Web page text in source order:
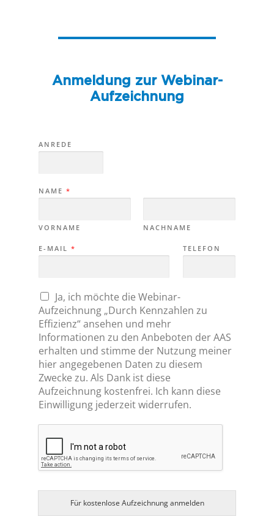
Anmeldung zur Webinar-
Aufzeichnung
ANREDE
NAME*
VORNAME NACHNAME
E-MAIL* TELEFON
C
H
E
C
K
B
X
E
*
Ja, ich möchte die Webinar-
Aufzeichnung „Durch Kennzahlen zu
Effizienz“ ansehen und mehr
Informationen zu den Anbeboten der AAS
erhalten und stimme der Nutzung meiner
hier angegebenen Daten zu diesem
Zwecke zu. Als Dank ist diese
Aufzeichnung kostenfrei. Ich kann diese
Einwilligung jederzeit widerrufen.
Für kostenlose Aufzeichnung anmelden